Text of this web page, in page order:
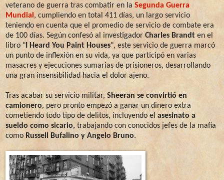
veterano de guerra tras combatir en la Segunda Guerra
Mundial , cumpliendo en total 411 días, un largo servicio
teniendo en cuenta que el promedio de servicio de combate era
de 100 días. Según confesó al investigador Charles Brandt en el
libro " I Heard You Paint Houses", este servicio de guerra marcó
un punto de inflexión en su vida, ya que participó en varias
masacres y ejecuciones sumarias de prisioneros, desarrollando
una gran insensibilidad hacia el dolor ajeno.
Tras acabar su servicio militar, Sheeran se convirtió en
camionero, pero pronto empezó a ganar un dinero extra
cometiendo todo tipo de delitos, incluyendo el asesinato a
sueldo como sicario, trabajando con conocidos jefes de la mafia
como Russell Bufalino y Angelo Bruno.